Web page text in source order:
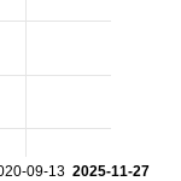
09-13 2025-11-27